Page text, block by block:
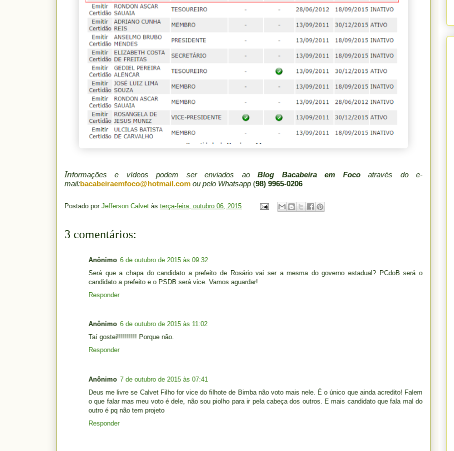
Informações e vídeos podem ser enviados aoBlog Bacabeira em Focoatravés do e-
mail:bacabeiraemfoco@hotmail.com ou pelo Whatsapp (98) 9965-0206
Postado por Jefferson Calvet às terça-feira, outubro 06, 2015
3 comentários:
Anônimo 6 de outubro de 2015 às 09:32
Será que a chapa do candidato a prefeito de Rosário vai ser a mesma do governo estadual? PCdoB será o
candidato a prefeito e o PSDB será vice. Vamos aguardar!
Responder
Anônimo 6 de outubro de 2015 às 11:02
Taí gostei!!!!!!!!!! Porque não.
Responder
Anônimo 7 de outubro de 2015 às 07:41
Deus me livre se Calvet Filho for vice do filhote de Bimba não voto mais nele. É o único que ainda acredito! Falem
o que falar mas meu voto é dele, não sou piolho para ir pela cabeça dos outros. E mais candidato que fala mal do
outro é pq não tem projeto
Responder